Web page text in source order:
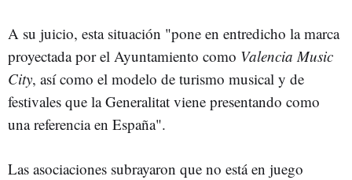
A su juicio, esta situación "pone en entredicho la marca
proyectada por el Ayuntamiento como Valencia Music
City, así como el modelo de turismo musical y de
festivales que la Generalitat viene presentando como
una referencia en España".
Las asociaciones subrayaron que no está en juego